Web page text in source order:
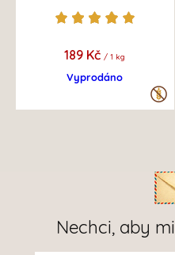
189 Kč/ 1 kg
Vyprodáno
Nechci, aby mi